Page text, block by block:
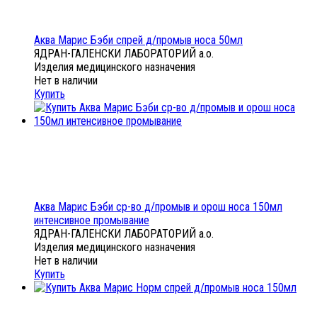
Аква Марис Бэби спрей д/промыв носа 50мл
ЯДРАН-ГАЛЕНСКИ ЛАБОРАТОРИЙ а.о.
Изделия медицинского назначения
Нет в наличии
Купить
Аква Марис Бэби ср-во д/промыв и орош носа 150мл
интенсивное промывание
ЯДРАН-ГАЛЕНСКИ ЛАБОРАТОРИЙ а.о.
Изделия медицинского назначения
Нет в наличии
Купить